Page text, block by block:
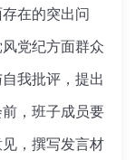
在的突出问
党纪方面群众
我批评，提出
，班子成员要
，撰写发言材